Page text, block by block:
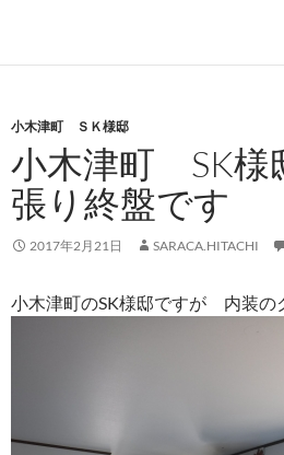
小木津町 ＳＫ様邸
小木津町 SK
張り終盤です
2017年2月21日 SARACA.HITACHI
小木津町のSK様邸ですが 内装の